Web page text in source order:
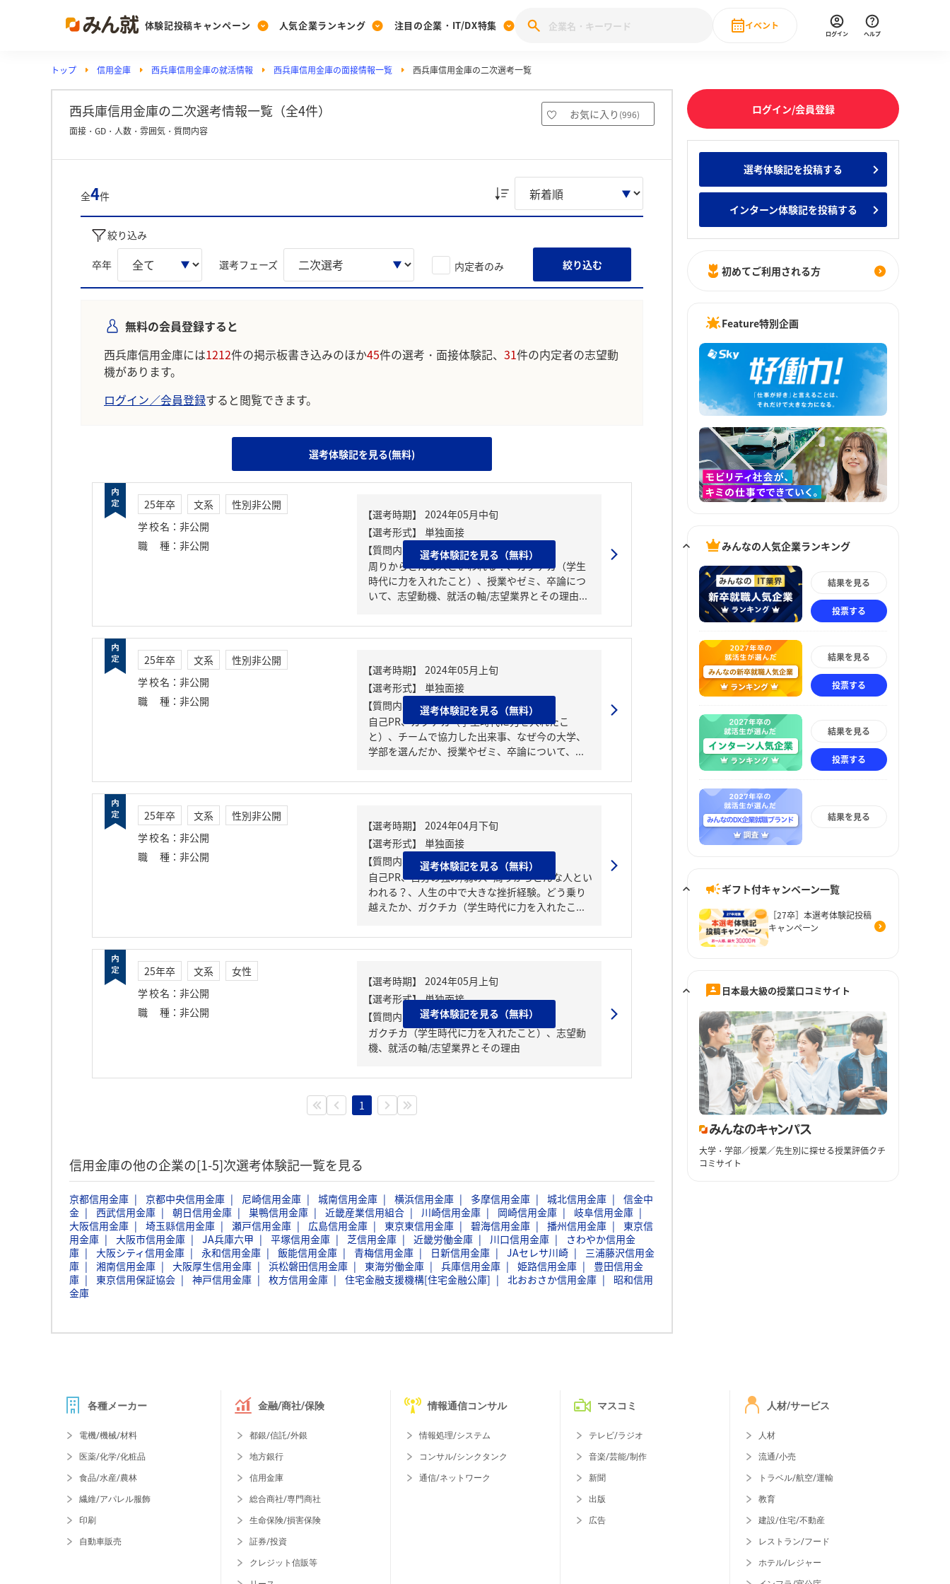
体験記投稿キャンペーン
Post
投稿する
[27卒] 本選考体験記投稿キャンペーン
人気企業ランキング
Ranking
ランキングを見る
Vote みんなの新卒就職人気企業ランキング みんなのインターン人気企業ランキ
注目の企業・IT/DX特集
PickUp
注目の企業特集
28卒 IT・DX現場社員インタビュー
イベント
直近のイベント一覧
ログイン ヘルプ
トップ 信用金庫 西兵庫信用金庫の就活情報 西兵庫信用金庫の面接情報一覧 西兵庫信用金庫の二次選考一覧
西兵庫信用金庫の二次選考情報一覧（全4件） お気に入り (996)
面接・GD・人数・雰囲気・質問内容
全4件
絞り込み
卒年 選考フェーズ 内定者のみ 絞り込む
無料の会員登録すると
西兵庫信用金庫には1212件の掲示板書き込みのほか45件の選考・面接体験記、 31件の内定者の志望動
機があります。
ログイン／会員登録すると閲覧できます。
選考体験記を見る(無料)
25年卒 文系
性別非公開
学校名 ： 非公開
職種 ： 非公開
【質問内容・課題】
周りからどんな人といわれる？、ガクチカ（学生
時代に力を入れたこと）、授業やゼミ、卒論につ
いて、志望動機、就活の軸/志望業界とその理由...
選考体験記を見る（無料）
25年卒 文系
性別非公開
学校名 ： 非公開
職種 ： 非公開
【質問内容・課題】
自己PR、ガクチカ（学生時代に力を入れたこ
と）、チームで協力した出来事、なぜ今の大学、
学部を選んだか、授業やゼミ、卒論について、...
選考体験記を見る（無料）
25年卒 文系
性別非公開
学校名 ： 非公開
職種 ： 非公開
【質問内容・課題】
自己PR、自分の強み/弱み、周りからどんな人とい
われる？、人生の中で大きな挫折経験。どう乗り
越えたか、ガクチカ（学生時代に力を入れたこ...
選考体験記を見る（無料）
25年卒 文系
女性
学校名 ： 非公開
職種 ： 非公開
【質問内容・課題】
ガクチカ（学生時代に力を入れたこと）、志望動
機、就活の軸/志望業界とその理由
選考体験記を見る（無料）
1
信用金庫の他の企業の[1-5]次選考体験記一覧を見る
京都信用金庫 京都中央信用金庫 尼崎信用金庫 城南信用金庫 横浜信用金庫 多摩信用金庫 城北信用金庫
信金中
金
西武信用金庫 朝日信用金庫 巣鴨信用金庫 近畿産業信用組合 川崎信用金庫 岡崎信用金庫
岐阜信用金庫
大阪信用金庫
埼玉縣信用金庫 瀬戸信用金庫 広島信用金庫 東京東信用金庫 碧海信用金庫 播州信用金庫
東京信
用金庫
大阪市信用金庫 JA兵庫六甲 平塚信用金庫 芝信用金庫 近畿労働金庫 川口信用金庫
さわやか信用金
庫
大阪シティ信用金庫 永和信用金庫 飯能信用金庫 青梅信用金庫 日新信用金庫 JAセレサ川崎
三浦藤沢信用金
庫
湘南信用金庫 大阪厚生信用金庫 浜松磐田信用金庫 東海労働金庫 兵庫信用金庫 姫路信用金庫
豊田信用金
庫
東京信用保証協会 神戸信用金庫 枚方信用金庫 住宅金融支援機構[住宅金融公庫] 北おおさか信用金庫
昭和信用
金庫
ログイン/会員登録
選考体験記を投稿する
インターン体験記を投稿する
初めてご利用される方
Feature特別企画
みんなの人気企業ランキング
結果を見る
投票する
結果を見る
投票する
結果を見る
投票する
結果を見る
ギフト付キャンペーン一覧
［27卒］本選考体験記投稿
キャンペーン
日本最大級の授業口コミサイト
大学・学部／授業／先生別に探せる授業評価クチ
コミサイト
各種メーカー
電機/機械/材料
医薬/化学/化粧品
食品/水産/農林
繊維/アパレル服飾
印刷
自動車販売
金融/商社/保険
都銀/信託/外銀
地方銀行
信用金庫
総合商社/専門商社
生命保険/損害保険
証券/投資
クレジット信販等
情報通信コンサル
情報処理/システム
コンサル/シンクタンク
通信/ネットワーク
マスコミ
テレビ/ラジオ
音楽/芸能/制作
新聞
出版
広告
人材/サービス
人材
流通/小売
トラベル/航空/運輸
教育
建設/住宅/不動産
レストラン/フード
ホテル/レジャー